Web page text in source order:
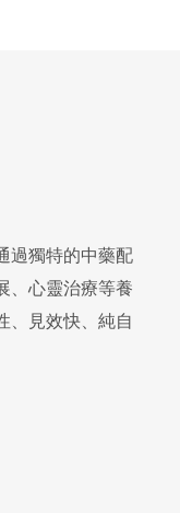
過獨特的中藥配
、心靈治療等養
、見效快、純自